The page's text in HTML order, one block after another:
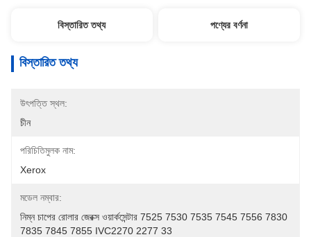
বিস্তারিত তথ্য পণ্যের বর্ণনা
বিস্তারিত তথ্য
উৎপত্তি স্থল:
চীন
পরিচিতিমুলক নাম:
Xerox
মডেল নম্বার:
নিম্ন চাপের রোলার জেরক্স ওয়ার্কসেন্টার 7525 7530 7535 7545 7556 7830
7835 7845 7855 IVC2270 2277 33